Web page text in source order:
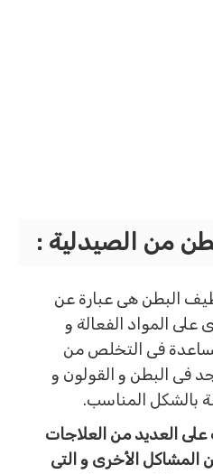
من الصيدلية :
البطن هى عبارة عن
على المواد الفعالة و
فى التخلص من
فى البطن و القولون و
بالشكل المناسب.
العديد من العلاجات
المشاكل الأخرى و التى